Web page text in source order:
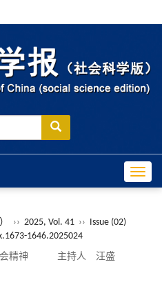
›› 2025, Vol. 41 ››
Issue (02)
1646.2025024
全会精神 主持人 汪盛